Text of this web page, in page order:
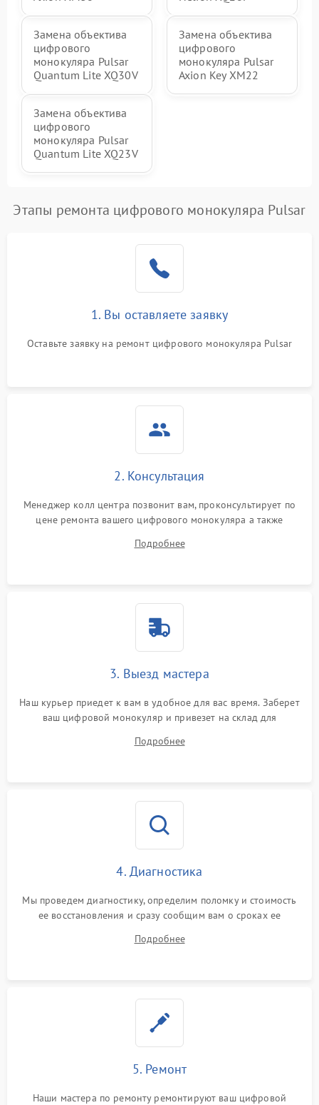
Замена объектива
цифрового
монокуляра Pulsar
Quantum Lite XQ30V
Замена объектива
цифрового
монокуляра Pulsar
Axion Key XM22
Замена объектива
цифрового
монокуляра Pulsar
Quantum Lite XQ23V
Этапы ремонта цифрового монокуляра Pulsar
1. Вы оставляете заявку
Оставьте заявку на ремонт цифрового монокуляра Pulsar
2. Консультация
Менеджер колл центра позвонит вам, проконсультирует по
цене ремонта вашего цифрового монокуляра а также
Подробнее
3. Выезд мастера
Наш курьер приедет к вам в удобное для вас время. Заберет
ваш цифровой монокуляр и привезет на склад для
Подробнее
4. Диагностика
Мы проведем диагностику, определим поломку и стоимость
ее восстановления и сразу сообщим вам о сроках ее
Подробнее
5. Ремонт
Наши мастера по ремонту ремонтируют ваш цифровой